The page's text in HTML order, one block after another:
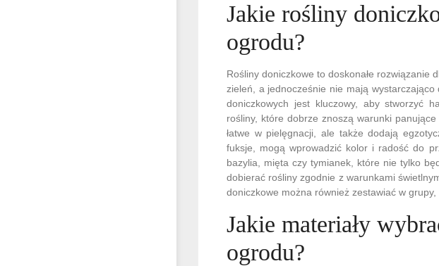
Jakie rośliny
ogrodu?
Rośliny doniczkowe to doskonałe rozwiązanie
zieleń, a jednocześnie nie mają
doniczkowych jest kluczowy, aby stworzyć
rośliny, które dobrze znoszą warunki
łatwe w pielęgnacji, ale także dodają
fuksje, mogą wprowadzić kolor i radość do
bazylia, mięta czy tymianek, które nie tylko
dobierać rośliny zgodnie z warunkami
doniczkowe można również zestawiać w
Jakie materiały
ogrodu?